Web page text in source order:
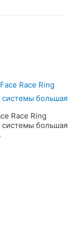
Race Ring
системы большая